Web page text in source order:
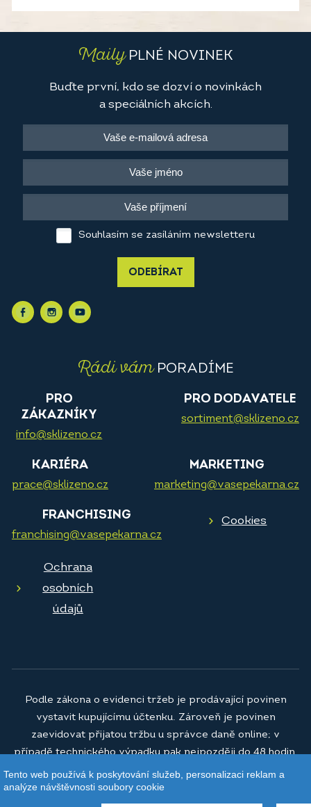
MailyPLNÉ NOVINEK
Buďte první, kdo se dozví o novinkách
a speciálních akcích.
Souhlasím se zasíláním newsletteru
ODEBÍRAT
Rádi vámPORADÍME
PRO
ZÁKAZNÍKY
info@sklizeno.cz
PRO DODAVATELE
sortiment@sklizeno.cz
KARIÉRA
prace@sklizeno.cz
MARKETING
marketing@vasepekarna.cz
FRANCHISING
franchising@vasepekarna.cz
Cookies
Ochrana
osobních
údajů
© 2026Vaše pekárna a.s.
Podle zákona o evidenci tržeb je prodávající povinen
vystavit kupujícímu účtenku. Zároveň je povinen
zaevidovat přijatou tržbu u správce daně online; v
případě technického výpadku pak nejpozději do 48 hodin.
Tento web používá k poskytování služeb, personalizaci reklam a
analýze návštěvnosti soubory cookie